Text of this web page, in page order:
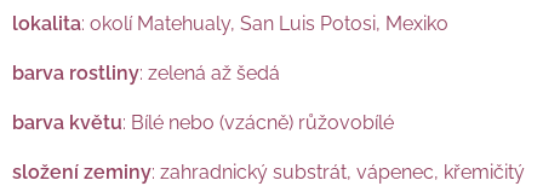
lokalita: okolí Matehualy, San Luis Potosi, Mexiko
barva rostliny: zelená až šedá
barva květu: Bílé nebo (vzácně) růžovobílé
složení zeminy: zahradnický substrát, vápenec, křemičitý